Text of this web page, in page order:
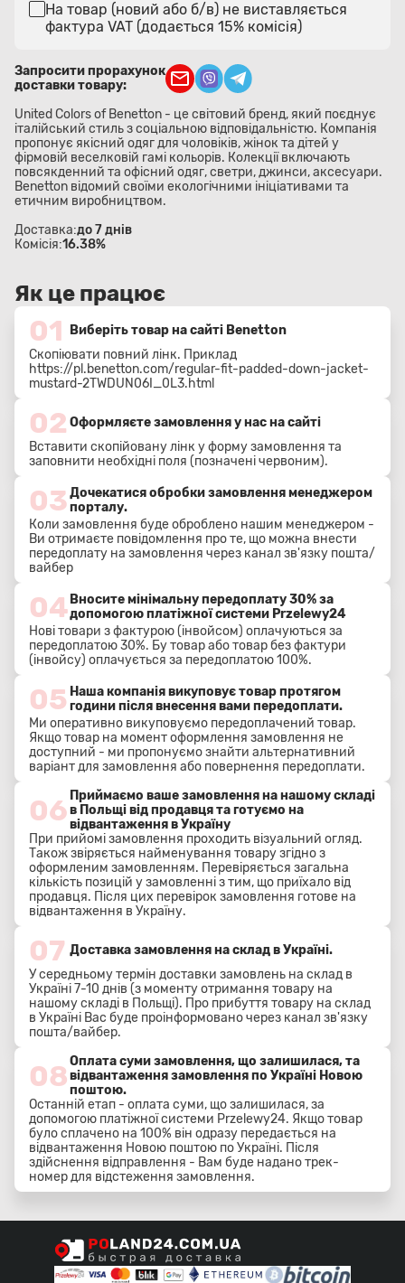
На товар (новий або б/в) не виставляється
фактура VAT (додається 15% комісія)
Запросити прорахунок
доставки товару:
United Colors of Benetton - це світовий бренд, який поєднує
італійський стиль з соціальною відповідальністю. Компанія
пропонує якісний одяг для чоловіків, жінок та дітей у
фірмовій веселковій гамі кольорів. Колекції включають
повсякденний та офісний одяг, светри, джинси, аксесуари.
Benetton відомий своїми екологічними ініціативами та
етичним виробництвом.
Доставка:до 7 днів
Комісія:16.38%
Як це працює
01
Виберіть товар на сайті Benetton
Скопіювати повний лінк. Приклад
https://pl.benetton.com/regular-fit-padded-down-jacket-
mustard-2TWDUN06I_0L3.html
02 Оформляєте замовлення у нас на сайті
Вставити скопійовану лінк у форму замовлення та
заповнити необхідні поля (позначені червоним).
03Дочекатися обробки замовлення менеджером
порталу.
Коли замовлення буде оброблено нашим менеджером -
Ви отримаєте повідомлення про те, що можна внести
передоплату на замовлення через канал зв'язку пошта/
вайбер
04 Вносите мінімальну передоплату 30% за
допомогою платіжної системи Przelewy24
Нові товари з фактурою (інвойсом) оплачуються за
передоплатою 30%. Бу товар або товар без фактури
(інвойсу) оплачується за передоплатою 100%.
05 Наша компанія викуповує товар протягом
години після внесення вами передоплати.
Ми оперативно викуповуємо передоплачений товар.
Якщо товар на момент оформлення замовлення не
доступний - ми пропонуємо знайти альтернативний
варіант для замовлення або повернення передоплати.
06 Приймаємо ваше замовлення на нашому складі
в Польщі від продавця та готуємо на
відвантаження в Україну
При прийомі замовлення проходить візуальний огляд.
Також звіряється найменування товару згідно з
оформленим замовленням. Перевіряється загальна
кількість позицій у замовленні з тим, що приїхало від
продавця. Після цих перевірок замовлення готове на
відвантаження в Україну.
07 Доставка замовлення на склад в Україні.
У середньому термін доставки замовлень на склад в
Україні 7-10 днів (з моменту отримання товару на
нашому складі в Польщі). Про прибуття товару на склад
в Україні Вас буде проінформовано через канал зв'язку
пошта/вайбер.
08Оплата суми замовлення, що залишилася, та
відвантаження замовлення по Україні Новою
поштою.
Останній етап - оплата суми, що залишилася, за
допомогою платіжної системи Przelewy24. Якщо товар
було сплачено на 100% він одразу передається на
відвантаження Новою поштою по Україні. Після
здійснення відправлення - Вам буде надано трек-
номер для відстеження замовлення.